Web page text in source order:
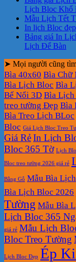
Lịch Bloc Khổ
Mẫu Lịch Tết
In lịch Bloc đẹp
Bảng giá In
Lịch Để Bàn
➤ Mọi người cũng
Bìa 40x60 Bìa Chữ
Bìa Lịch Bloc Bìa
Bế Nổi 3D Bìa Lịch
treo tường Đẹp Bìa
Bìa Treo Lịch BLoc
Bloc Giá Lịch Bloc Treo
Giá RẻIn Lịch
Bloc 365 Tờ Lịch
Bloc treo tường 2026 giá rẻ
Bằng Gỗ Mẫu Bìa Lịch
Bìa Lịch Bloc 2026
Tường Mẫu Bìa
Lịch Bloc 365
giá rẻ Mẫu Lịch
Bloc Treo Tường
Lịch Bloc Đẹp Ép